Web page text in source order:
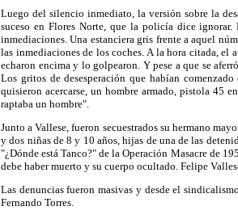
Luego del silencio inmediato, la versión sobre la
suceso en Flores Norte, que la policía dice ignorar.
inmediaciones. Una estanciera gris frente a aquel
las inmediaciones de los coches. A la hora citada,
echaron encima y lo golpearon. Y pese a que se
Los gritos de desesperación que habían
quisieron acercarse, un hombre armado, pistola 45
raptaba un hombre".
Junto a Vallese, fueron secuestrados su hermano
y dos niñas de 8 y 10 años, hijas de una de las
"¿Dónde está Tanco?" de la Operación Masacre de
debe haber muerto y su cuerpo ocultado. Felipe
Las denuncias fueron masivas y desde el
Fernando Torres.